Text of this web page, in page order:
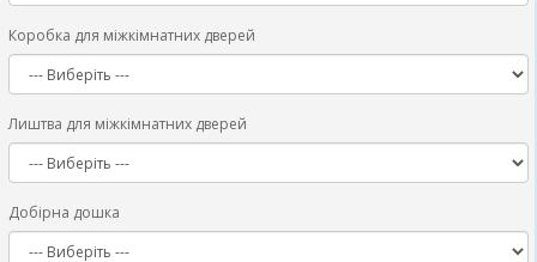
Коробка для міжкімнатних дверей
Лиштва для міжкімнатних дверей
Добірна дошка